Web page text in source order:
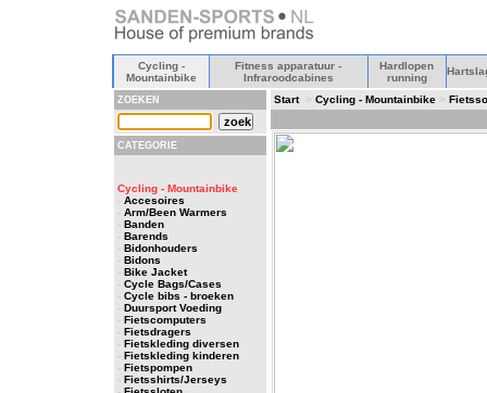
Cycling -
Mountainbike
Fitness apparatuur -
Infraroodcabines
Hardlopen
running
ZOEKEN
CATEGORIE
Cycling - Mountainbike
- Accesoires
- Arm/Been Warmers
- Banden
- Barends
- Bidonhouders
- Bidons
- Bike Jacket
- Cycle Bags/Cases
- Cycle bibs - broeken
- Duursport Voeding
- Fietscomputers
- Fietsdragers
- Fietskleding diversen
- Fietskleding kinderen
- Fietspompen
- Fietsshirts/Jerseys
Start> Cycling - Mountainbike >